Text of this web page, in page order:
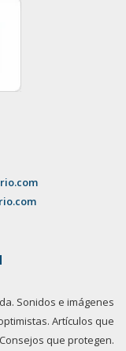
Sonidos e imágenes
Artículos que
que protegen.